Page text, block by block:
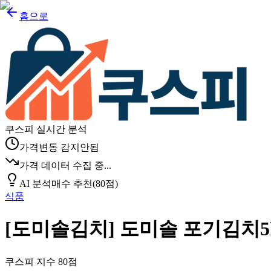
홈으로
쿠스피 실시간 분석
가격변동 감지안됨
가격 데이터 수집 중...
AI 분석매수 추천(80점)
식품
[도미솔김치] 도미솔 포기김치
쿠스피 지수 80점